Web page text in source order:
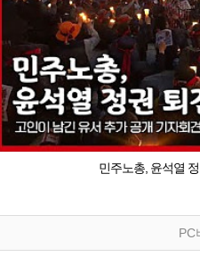
민주노총, 윤석열
PC